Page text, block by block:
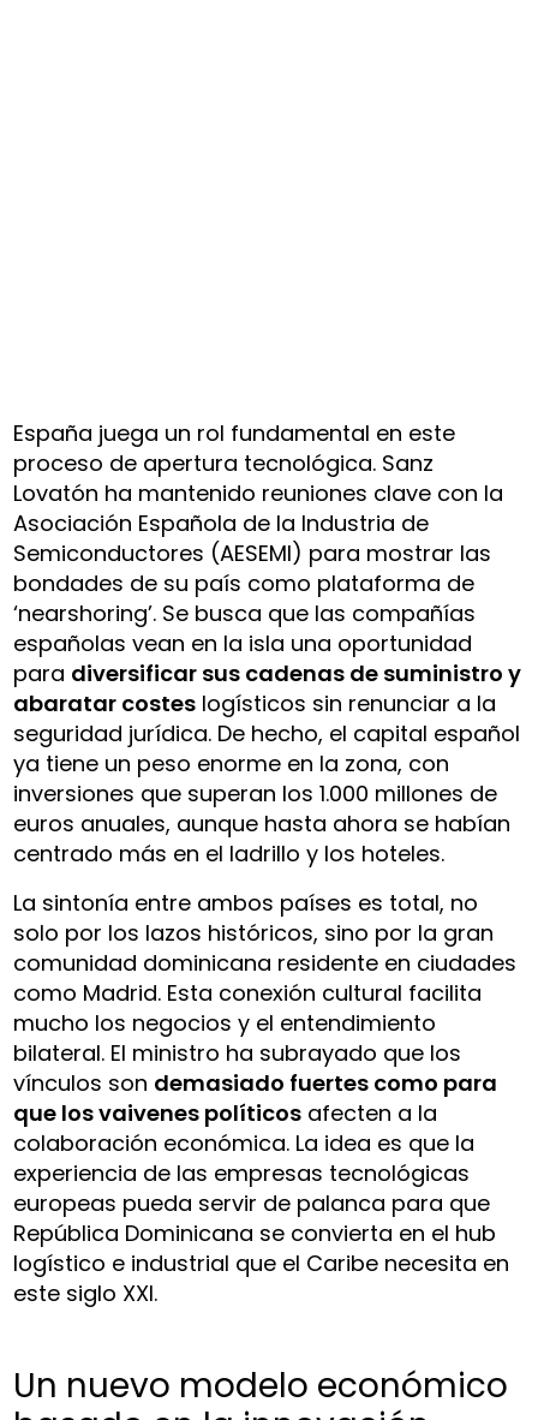
España juega un rol fundamental en este
proceso de apertura tecnológica. Sanz
Lovatón ha mantenido reuniones clave con la
Asociación Española de la Industria de
Semiconductores (AESEMI) para mostrar las
bondades de su país como plataforma de
‘nearshoring’. Se busca que las compañías
españolas vean en la isla una oportunidad
para diversificar sus cadenas de suministro y
abaratar costes logísticos sin renunciar a la
seguridad jurídica. De hecho, el capital español
ya tiene un peso enorme en la zona, con
inversiones que superan los 1.000 millones de
euros anuales, aunque hasta ahora se habían
centrado más en el ladrillo y los hoteles.
La sintonía entre ambos países es total, no
solo por los lazos históricos, sino por la gran
comunidad dominicana residente en ciudades
como Madrid. Esta conexión cultural facilita
mucho los negocios y el entendimiento
bilateral. El ministro ha subrayado que los
vínculos son demasiado fuertes como para
que los vaivenes políticos afecten a la
colaboración económica. La idea es que la
experiencia de las empresas tecnológicas
europeas pueda servir de palanca para que
República Dominicana se convierta en el hub
logístico e industrial que el Caribe necesita en
este siglo XXI.
Un nuevo modelo económico